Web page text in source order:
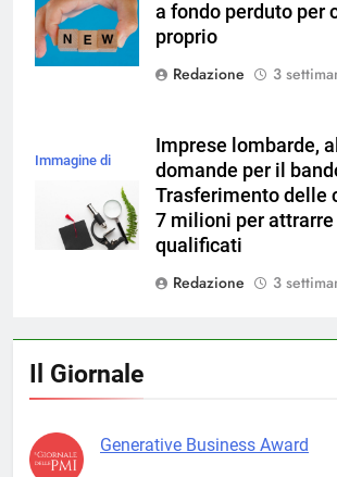
Magnific
a fondo perduto per
proprio
Redazione
3
Immagine di
Imprese lombarde,
domande per il
Trasferimento delle
7 milioni per
qualificati
Redazione
3
Il Giornale
Generative Business Award